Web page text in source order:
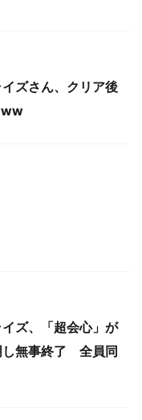
イズさん、クリア後
イズ、「超会心」が
し無事終了 全員同